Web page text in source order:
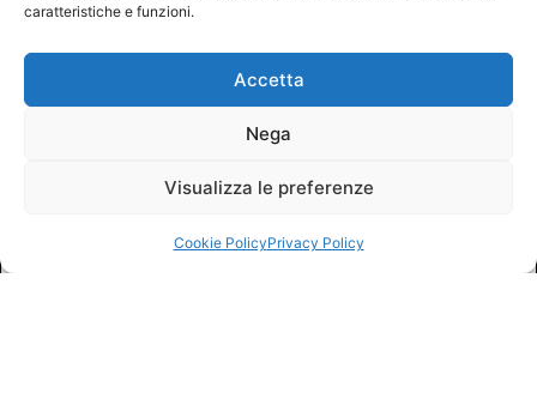
caratteristiche e funzioni.
Accetta
Nega
Visualizza le preferenze
Cookie PolicyPrivacy Policy